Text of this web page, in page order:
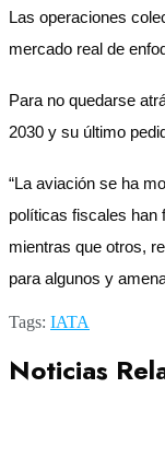
Las operaciones
mercado real de
Para no quedarse
2030 y su último
“La aviación se ha
políticas fiscales han
mientras que otros,
para algunos y
Tags: IATA
Noticias